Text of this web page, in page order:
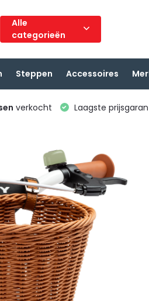
Alle
categorieën
Steppen Accessoires
verkocht Laagste